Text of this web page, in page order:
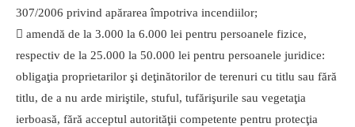
307/2006 privind apărarea împotriva incendiilor;
 amendă de la 3.000 la 6.000 lei pentru persoanele fizice,
respectiv de la 25.000 la 50.000 lei pentru persoanele juridice:
obligaţia proprietarilor şi deţinătorilor de terenuri cu titlu sau fără
titlu, de a nu arde miriştile, stuful, tufărişurile sau vegetaţia
ierboasă, fără acceptul autorităţii competente pentru protecţia